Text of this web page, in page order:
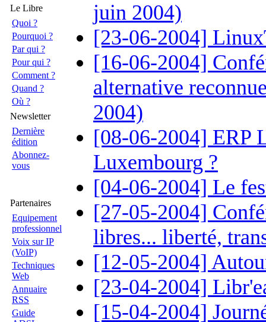
Le Libre
Quoi ?
Pourquoi ?
Par qui ?
Pour qui ?
Comment ?
Quand ?
Où ?
Newsletter
Dernière
édition
Abonnez-
vous
Partenaires
Equipement
professionnel
Voix sur IP
(VoIP)
Techniques
Web
Annuaire
RSS
Guide
juin 2004)
[23-06-2004]
[16-06-2004]
alternative
2004)
[08-06-2004] ERP
Luxembourg ?
[04-06-2004] Le
[27-05-2004]
libres... liberté,
[12-05-2004]
[23-04-2004]
[15-04-2004]